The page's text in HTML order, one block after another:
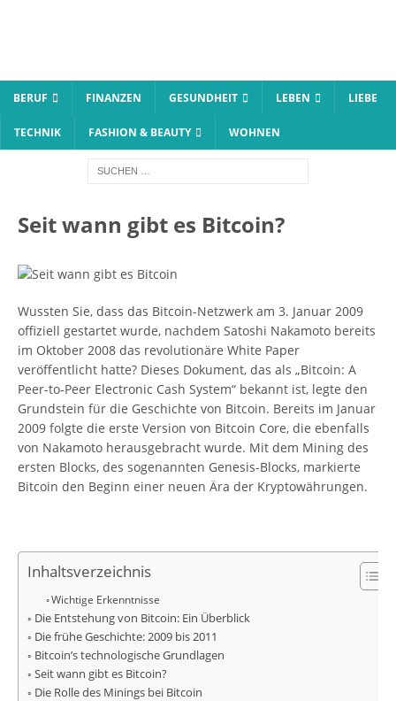
BERUF FINANZEN GESUNDHEIT LEBEN LIEBE
TECHNIK FASHION & BEAUTY WOHNEN
Seit wann gibt es Bitcoin?
Wussten Sie, dass das Bitcoin-Netzwerk am 3. Januar 2009
offiziell gestartet wurde, nachdem Satoshi Nakamoto bereits
im Oktober 2008 das revolutionäre White Paper
veröffentlicht hatte? Dieses Dokument, das als „Bitcoin: A
Peer-to-Peer Electronic Cash System“ bekannt ist, legte den
Grundstein für die Geschichte von Bitcoin. Bereits im Januar
2009 folgte die erste Version von Bitcoin Core, die ebenfalls
von Nakamoto herausgebracht wurde. Mit dem Mining des
ersten Blocks, des sogenannten Genesis-Blocks, markierte
Bitcoin den Beginn einer neuen Ära der Kryptowährungen.
Inhaltsverzeichnis
Wichtige Erkenntnisse
Die Entstehung von Bitcoin: Ein Überblick
Die frühe Geschichte: 2009 bis 2011
Bitcoin’s technologische Grundlagen
Seit wann gibt es Bitcoin?
Die Rolle des Minings bei Bitcoin